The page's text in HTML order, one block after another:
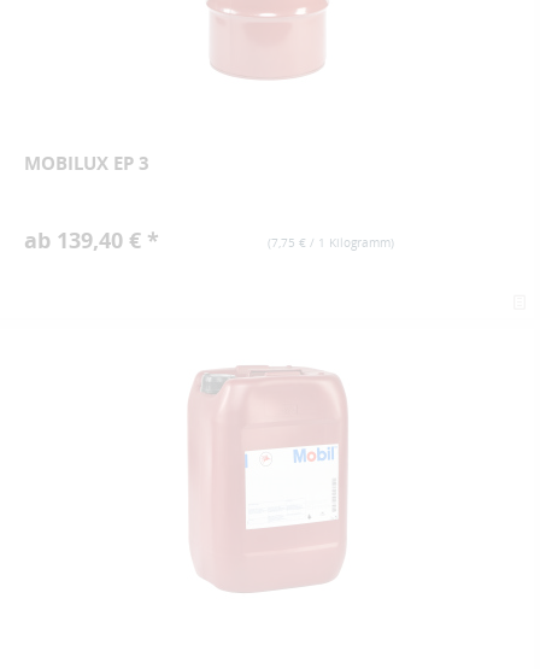
MOBILUX EP 3
(7,75 € / 1 Kilogramm)
ab 139,40 € *